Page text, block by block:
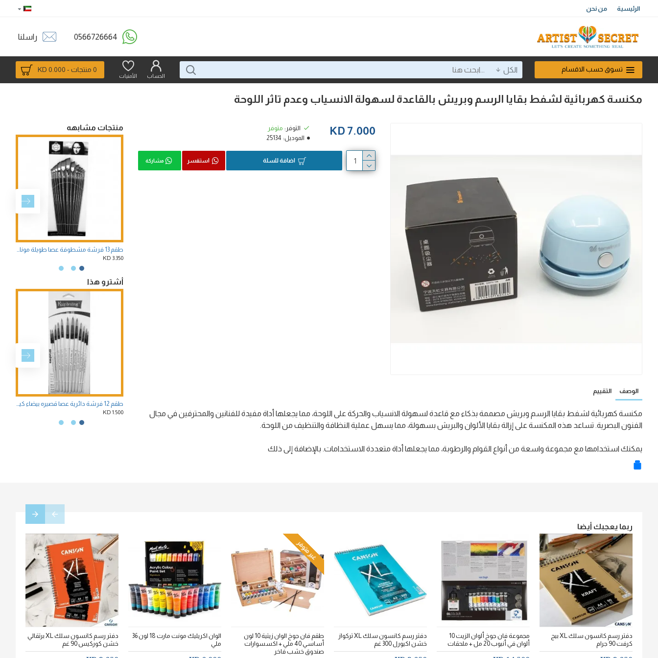
الرئيسية من نحن
0566726664 راسلنا
تسوق حسب الاقسام الكل
الحساب الأمنيات
0 منتجات - 0.000 KD
مكنسة كهربائية لشفط بقايا الرسم وبريش بالقاعدة لسهولة الانسياب وعدم تاثر اللوحة
7.000 KD التوفر: متوفر
الموديل: 25134
اضافة للسلة استفسر مشاركة
الوصف التقييم
مكنسة كهربائية لشفط بقايا الرسم وبريش مصممة بذكاء مع قاعدة لسهولة الانسياب والحركة على اللوحة، مما يجعلها أداة مفيدة للفنانين والمحترفين في مجال
الفنون البصرية. تساعد هذه المكنسة على إزالة بقايا الألوان والبريش بسهولة، مما يسهل عملية النظافة والتنظيف من اللوحة.
يمكنك استخدامها مع مجموعة واسعة من أنواع القوام والرطوبة، مما يجعلها أداة متعددة الاستخدامات. بالإضافة إلى ذلك
منتجات مشابهه
طقم 13 فرشة مشطوفة عصا طويلة موناليزا
3.350 KD
أشترو هذا
طقم 12 فرشة دائرية عصا قصيره بيضاء كيب سمايل
1.500 KD
ربما يعجبك أيضا
دفتر رسم كانسون سلك XL بيج
كرفت 90 جرام
مجموعة فان جوخ ألوان الزيت 10
ألوان في أنبوب 20 مل + ملحقات
دفتر رسم كانسون سلك XL تركواز
خشن اكيورل 300 غم
غير متوفر
طقم فان جوخ الوان زيتية 10 لون
أساسي 40 ملي + اكسسوارات
صندوق خشب فاخر
الوان اكريليك مونت مارت 18 لون 36
ملي
دفتر رسم كانسون سلك XL برتقالي
خشن كوركيس 90 غم